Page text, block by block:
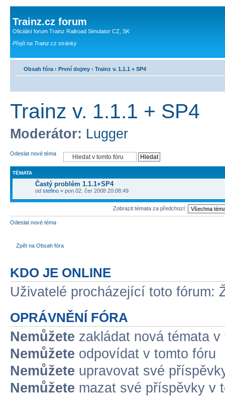
Trainz.cz forum
Oficiální forum Trainz Railroad Simulator CZ, SK
Přejít na Trainz.cz stránky
Obsah fóra ‹ První dojmy ‹ Trainz v. 1.1.1 + SP4
Trainz v. 1.1.1 + SP4
Moderátor: Lugger
Odeslat nové téma
TÉMATA
Častý problém 1.1.1+SP4
od stefino » pon 02. čer 2008 20:08:49
Zobrazit témata za předchozí:
Odeslat nové téma
Zpět na Obsah fóra
KDO JE ONLINE
Uživatelé procházející toto fórum:
OPRÁVNĚNÍ FÓRA
Nemůžete zakládat nová témata v
Nemůžete odpovídat v tomto fóru
Nemůžete upravovat své
Nemůžete mazat své příspěvky v